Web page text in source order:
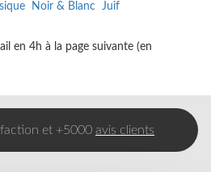
Noir & Blanc Juif
en 4h à la page suivante (en
et +5000 avis clients